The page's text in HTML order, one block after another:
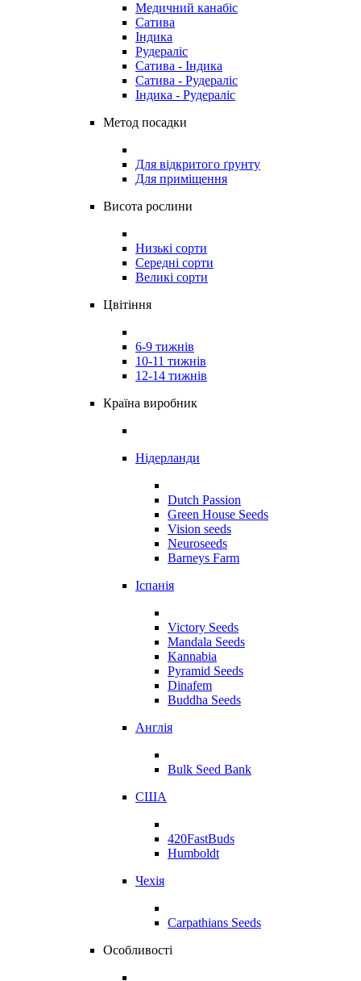
Медичний канабіс
Сатива
Індика
Рудераліс
Сатива - Індика
Сатива - Рудераліс
Індика - Рудераліс
Метод посадки
Для відкритого ґрунту
Для приміщення
Висота рослини
Низькі сорти
Середні сорти
Великі сорти
Цвітіння
6-9 тижнів
10-11 тижнів
12-14 тижнів
Країна виробник
Нідерланди
Dutch Passion
Green House Seeds
Vision seeds
Neuroseeds
Barneys Farm
Іспанія
Victory Seeds
Mandala Seeds
Kannabia
Pyramid Seeds
Dinafem
Buddha Seeds
Англія
Bulk Seed Bank
США
420FastBuds
Humboldt
Чехія
Carpathians Seeds
Особливості